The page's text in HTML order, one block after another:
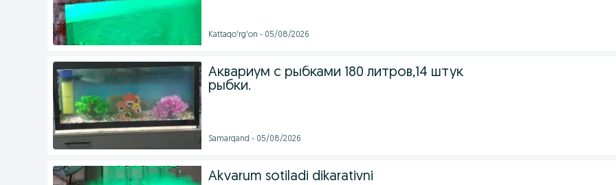
Kattaqo'rg'on - 05/08/2026
Аквариум с рыбками 180 литров,14 штук
рыбки.
Samarqand - 05/08/2026
Akvarum sotiladi dikarativni